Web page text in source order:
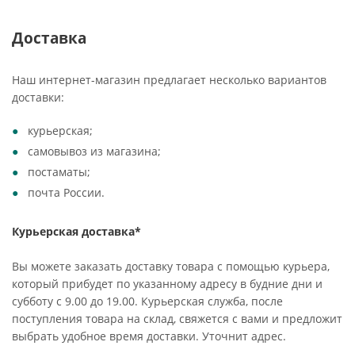
Доставка
Наш интернет-магазин предлагает несколько вариантов
доставки:
курьерская;
самовывоз из магазина;
постаматы;
почта России.
Курьерская доставка*
Вы можете заказать доставку товара с помощью курьера,
который прибудет по указанному адресу в будние дни и
субботу с 9.00 до 19.00. Курьерская служба, после
поступления товара на склад, свяжется с вами и предложит
выбрать удобное время доставки. Уточнит адрес.